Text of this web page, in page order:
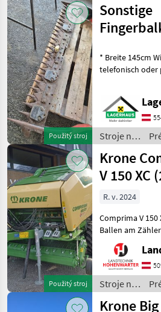
Použitý stroj
Sonstige
* Breite 145cm Wir bitten
telefonisch oder
ausreichend
Beratung und
einer Probefahrt
re
Stroje na
zber
objemových
krmív /
Sonstige
Použitý stroj
Krone
V 150 XC
R. v. 2024
Comprima V 150 XC
Ballen am
Obenanhängung
*Schneidwerk
*Gelenkwelle *Hydraul.
mit 2-Leiter
Stroje na
zber
objemových
Krone